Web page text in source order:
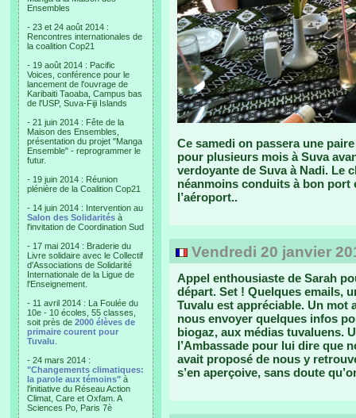
Ensembles
- 23 et 24 août 2014 :
Rencontres internationales de
la coalition Cop21
- 19 août 2014 : Pacific
Voices, conférence pour le
lancement de l'ouvrage de
Karibaiti Taoaba, Campus bas
de l'USP, Suva-Fiji Islands
- 21 juin 2014 : Fête de la
Maison des Ensembles,
présentation du projet "Manga
Ensemble" - reprogrammer le
futur.
- 19 juin 2014 : Réunion
plénière de la Coalition Cop21
- 14 juin 2014 : Intervention au
Salon des Solidarités à
l'invitation de Coordination Sud
- 17 mai 2014 : Braderie du
Livre solidaire avec le Collectif
d'Associations de Solidarité
Internationale de la Ligue de
l'Enseignement.
- 11 avril 2014 : La Foulée du
10e - 10 écoles, 55 classes,
soit près de 2000 élèves de
primaire courent pour
Tuvalu
- 24 mars 2014 :
"Changements climatiques:
la parole aux témoins" à
l'initiative du Réseau Action
Climat, Care et Oxfam. A
Sciences Po, Paris 7è
Ce samedi on passera une
pour plusieurs mois à Suva
verdoyante de Suva à Nadi. Le
néanmoins conduits à bon port
l’aéroport..
Vendredi 20 janvier
Appel enthousiaste de Sarah
départ. Set ! Quelques emails,
Tuvalu est appréciable. Un mot
nous envoyer quelques infos
biogaz, aux médias tuvaluens.
l’Ambassade pour lui dire que
avait proposé de nous y
s’en aperçoive, sans doute